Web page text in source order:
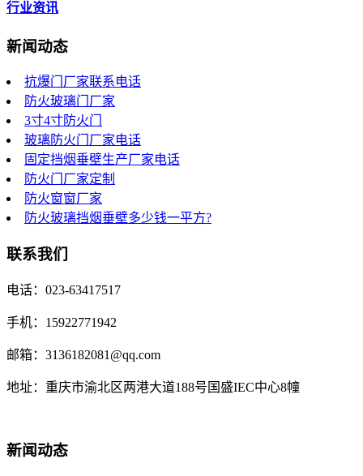
行业资讯
新闻动态
抗爆门厂家联系电话
防火玻璃门厂家
3寸4寸防火门
玻璃防火门厂家电话
固定挡烟垂壁生产厂家电话
防火门厂家定制
防火窗窗厂家
防火玻璃挡烟垂壁多少钱一平方?
联系我们
电话：023-63417517
手机：15922771942
邮箱：3136182081@qq.com
地址：重庆市渝北区两港大道188号国盛IEC中心8幢
新闻动态